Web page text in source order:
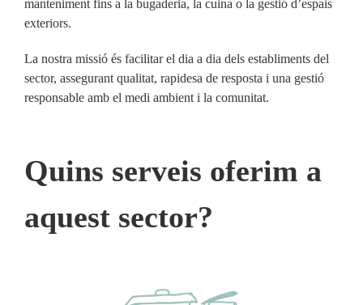
manteniment fins a la bugaderia, la cuina o la gestió d’espais
exteriors.
La nostra missió és facilitar el dia a dia dels establiments del
sector, assegurant qualitat, rapidesa de resposta i una gestió
responsable amb el medi ambient i la comunitat.
Quins serveis oferim a
aquest sector?